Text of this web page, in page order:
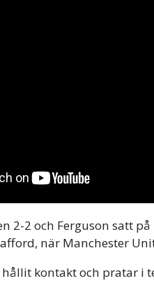
2-2 och Ferguson satt
när Manchester
hållit kontakt och pratar